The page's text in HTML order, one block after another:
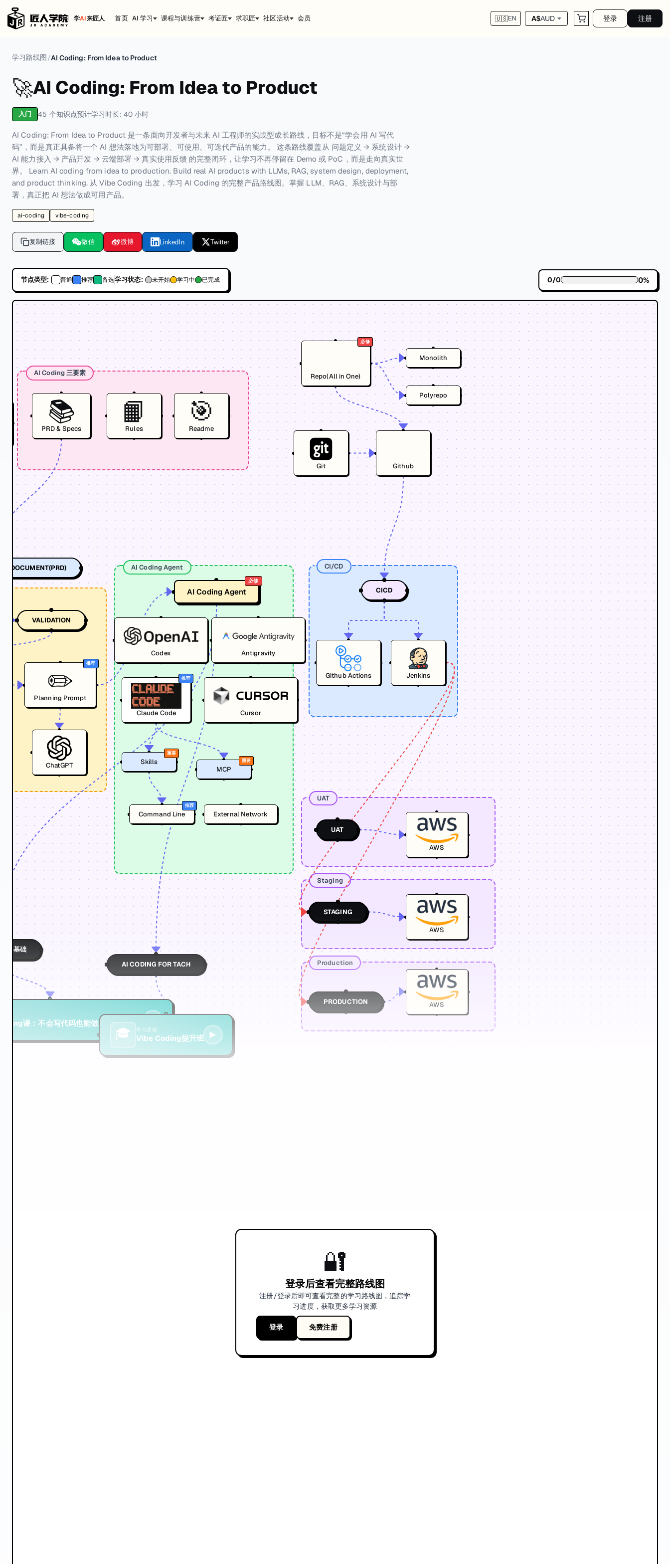
学AI来匠人 首页 AI 学习 课程与训练营 考证匠 求职匠 社区活动 会员 🇺🇸EN A$AUD 登录 注册
学习路线图/AI Coding: From Idea to Product
🚀AI Coding: From Idea to Product
入门 45 个知识点预计学习时长: 40小时
AI Coding: From Idea to Product 是一条面向开发者与未来 AI 工程师的实战型成长路线，目标不是“学会用 AI 写代
码”，而是真正具备将一个 AI 想法落地为可部署、可使用、可迭代产品的能力。 这条路线覆盖从 问题定义 → 系统设计 →
AI 能力接入 → 产品开发 → 云端部署 → 真实使用反馈 的完整闭环，让学习不再停留在 Demo 或 PoC，而是走向真实世
界。 Learn AI coding from idea to production. Build real AI products with LLMs, RAG, system design, deployment,
and product thinking. 从 Vibe Coding 出发，学习 AI Coding 的完整产品路线图。掌握 LLM、RAG、系统设计与部
署，真正把 AI 想法做成可用产品。
ai-coding vibe-coding
复制链接 微信 微博 LinkedIn Twitter
节点类型: 普通 推荐 备选学习状态: 未开始 学习中 已完成 0/0 0%
Production
Staging
UAT
AI Coding 三要素
CI/CD
AI Coding Agent
VALIDATION
推荐
✏️
Planning Prompt
ChatGPT
推荐
Claude Code
Codex Antigravity
Cursor
必修
AI Coding Agent
Git Github
Github Actions Jenkins
AWS
UAT
PRODUCTION AWS
STAGING
AWS
必修
Repo(All in One)
📚
PRD & Specs
📙
Rules
🎯
Readme
CICD
DOCUMENT(PRD)
Monolith
Polyrepo
零基础
AI CODING FOR TACH
课：不会写代码也能做AI网站与应用
🎓 学习课程
Vibe Coding提升班 ▶
重要
Skills
推荐
Command Line
重要
MCP
External Network
🔐
登录后查看完整路线图
注册/登录后即可查看完整的学习路线图，追踪学
习进度，获取更多学习资源
登录 免费注册